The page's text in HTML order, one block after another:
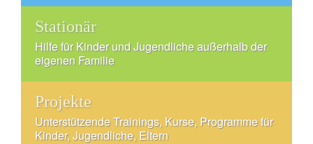
Stationär
Hilfe für Kinder und Jugendliche außerhalb der
eigenen Familie
Projekte
Unterstützende Trainings, Kurse, Programme für
Kinder, Jugendliche, Eltern